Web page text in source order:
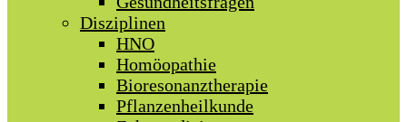
Disziplinen
HNO
Homöopathie
Bioresonanztherapie
Pflanzenheilkunde